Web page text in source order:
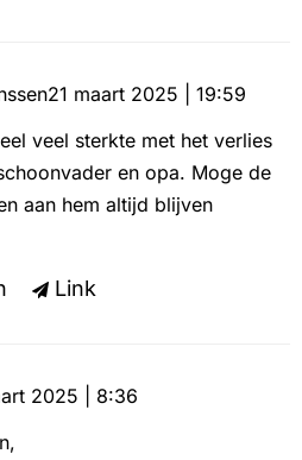
21 maart 2025 | 19:59
veel sterkte met het verlies
en opa. Moge de
aan hem altijd blijven
Link
2025 | 8:36